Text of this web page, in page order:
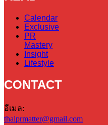
Calendar
Exclusive
PR
Mastery
Insight
Lifestyle
CONTACT
อีเมล:
thaiprmatter@gmail.com